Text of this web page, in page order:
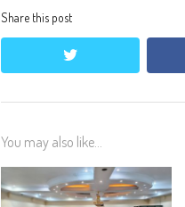
Share this post
twitter
You may also like...